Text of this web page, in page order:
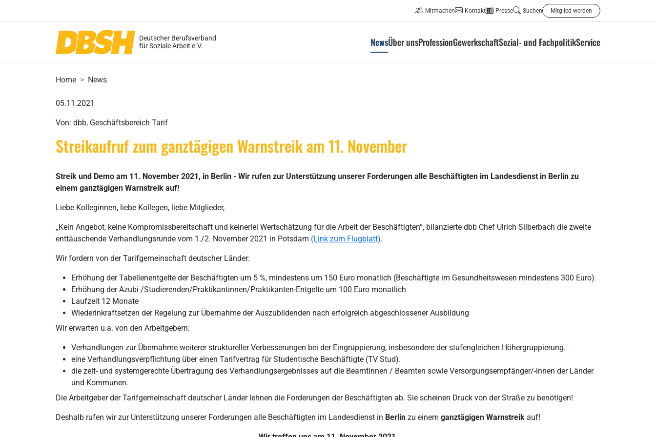
Mitmachen Kontakt Presse Suchen Mitglied werden
Deutscher Berufsverband
für Soziale Arbeit e.V.
NewsÜber unsProfessionGewerkschaftSozial- und FachpolitikService
Home News
05.11.2021
Von: dbb, Geschäftsbereich Tarif
Streikaufruf zum ganztägigen Warnstreik am 11. November
Streik und Demo am 11. November 2021, in Berlin - Wir rufen zur Unterstützung unserer Forderungen alle Beschäftigten im Landesdienst in Berlin zu
einem ganztägigen Warnstreik auf!
Liebe Kolleginnen, liebe Kollegen, liebe Mitglieder,
„Kein Angebot, keine Kompromissbereitschaft und keinerlei Wertschätzung für die Arbeit der Beschäftigten“, bilanzierte dbb Chef Ulrich Silberbach die zweite
enttäuschende Verhandlungsrunde vom 1./2. November 2021 in Potsdam (Link zum Flugblatt).
Wir fordern von der Tarifgemeinschaft deutscher Länder:
Erhöhung der Tabellenentgelte der Beschäftigten um 5 %, mindestens um 150 Euro monatlich (Beschäftigte im Gesundheitswesen mindestens 300 Euro)
Erhöhung der Azubi-/Studierenden/Praktikantinnen/Praktikanten-Entgelte um 100 Euro monatlich
Laufzeit 12 Monate
Wiederinkraftsetzen der Regelung zur Übernahme der Auszubildenden nach erfolgreich abgeschlossener Ausbildung
Wir erwarten u.a. von den Arbeitgebern:
Verhandlungen zur Übernahme weiterer struktureller Verbesserungen bei der Eingruppierung, insbesondere der stufengleichen Höhergruppierung.
eine Verhandlungsverpflichtung über einen Tarifvertrag für Studentische Beschäftigte (TV Stud).
die zeit- und systemgerechte Übertragung des Verhandlungsergebnisses auf die Beamtinnen / Beamten sowie Versorgungsempfänger/-innen der Länder
und Kommunen.
Die Arbeitgeber der Tarifgemeinschaft deutscher Länder lehnen die Forderungen der Beschäftigten ab. Sie scheinen Druck von der Straße zu benötigen!
Deshalb rufen wir zur Unterstützung unserer Forderungen alle Beschäftigten im Landesdienst in Berlin zu einem ganztägigen Warnstreik auf!